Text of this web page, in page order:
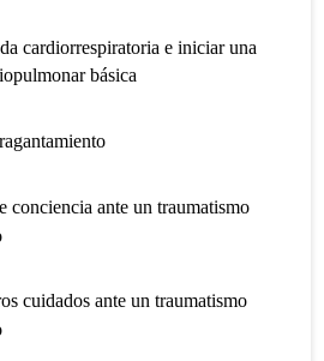
cardiorrespiratoria e iniciar una
básica
conciencia ante un traumatismo
cuidados ante un traumatismo